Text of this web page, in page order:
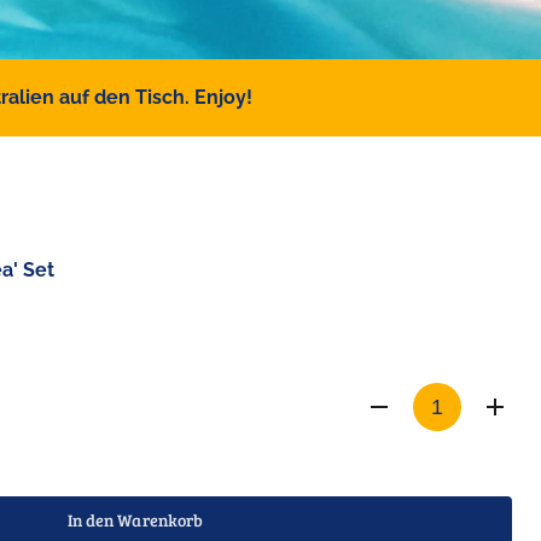
auf den Tisch. Enjoy!
Set
In den Warenkorb